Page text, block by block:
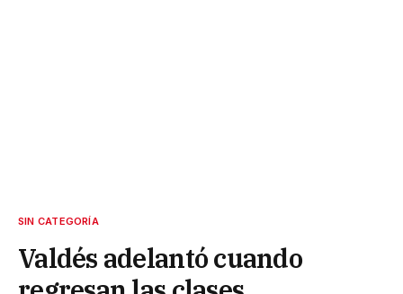
SIN CATEGORÍA
Valdés adelantó cuando